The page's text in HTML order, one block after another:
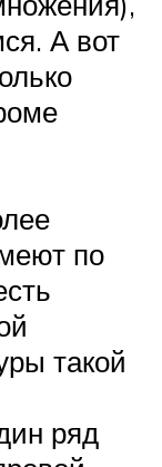
А вот
по
такой
ряд